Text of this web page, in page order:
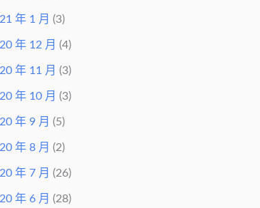
年 1 月 (3)
年 12 月 (4)
年 11 月 (3)
年 10 月 (3)
年 9 月 (5)
年 8 月 (2)
年 7 月 (26)
年 6 月 (28)